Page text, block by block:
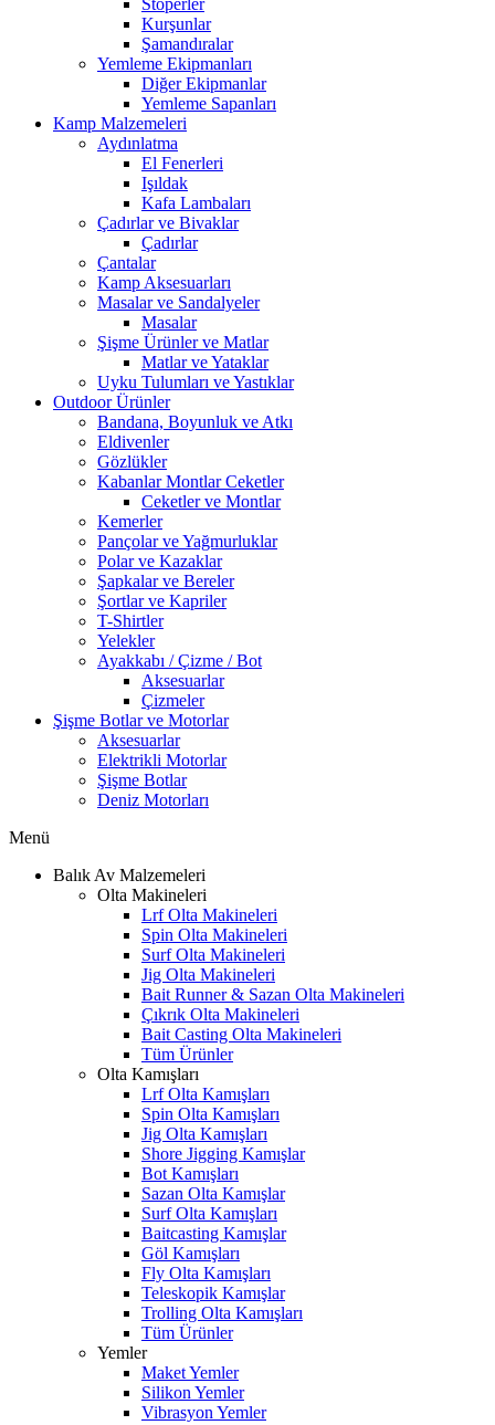
Stoperler
Kurşunlar
Şamandıralar
Yemleme Ekipmanları
Diğer Ekipmanlar
Yemleme Sapanları
Kamp Malzemeleri
Aydınlatma
El Fenerleri
Işıldak
Kafa Lambaları
Çadırlar ve Bivaklar
Çadırlar
Çantalar
Kamp Aksesuarları
Masalar ve Sandalyeler
Masalar
Şişme Ürünler ve Matlar
Matlar ve Yataklar
Uyku Tulumları ve Yastıklar
Outdoor Ürünler
Bandana, Boyunluk ve Atkı
Eldivenler
Gözlükler
Kabanlar Montlar Ceketler
Ceketler ve Montlar
Kemerler
Pançolar ve Yağmurluklar
Polar ve Kazaklar
Şapkalar ve Bereler
Şortlar ve Kapriler
T-Shirtler
Yelekler
Ayakkabı / Çizme / Bot
Aksesuarlar
Çizmeler
Şişme Botlar ve Motorlar
Aksesuarlar
Elektrikli Motorlar
Şişme Botlar
Deniz Motorları
Menü
Balık Av Malzemeleri
Olta Makineleri
Lrf Olta Makineleri
Spin Olta Makineleri
Surf Olta Makineleri
Jig Olta Makineleri
Bait Runner & Sazan Olta Makineleri
Çıkrık Olta Makineleri
Bait Casting Olta Makineleri
Tüm Ürünler
Olta Kamışları
Lrf Olta Kamışları
Spin Olta Kamışları
Jig Olta Kamışları
Shore Jigging Kamışlar
Bot Kamışları
Sazan Olta Kamışlar
Surf Olta Kamışları
Baitcasting Kamışlar
Göl Kamışları
Fly Olta Kamışları
Teleskopik Kamışlar
Trolling Olta Kamışları
Tüm Ürünler
Yemler
Maket Yemler
Silikon Yemler
Vibrasyon Yemler